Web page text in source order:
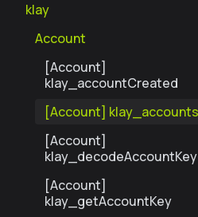
klay
Account
[Account]
klay_accountCreated
[Account] klay_accounts
[Account]
klay_decodeAccountKey
[Account]
klay_getAccountKey